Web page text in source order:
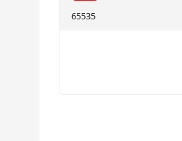
65535